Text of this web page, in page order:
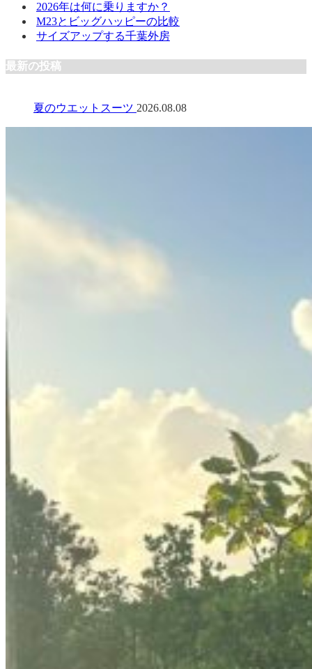
2026年は何に乗りますか？
M23とビッグハッピーの比較
サイズアップする千葉外房
最新の投稿
夏のウエットスーツ 2026.08.08